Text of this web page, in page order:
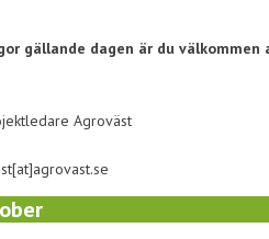
gällande dagen är du
Agroväst